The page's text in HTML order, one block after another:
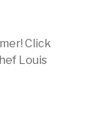
Click
Louis